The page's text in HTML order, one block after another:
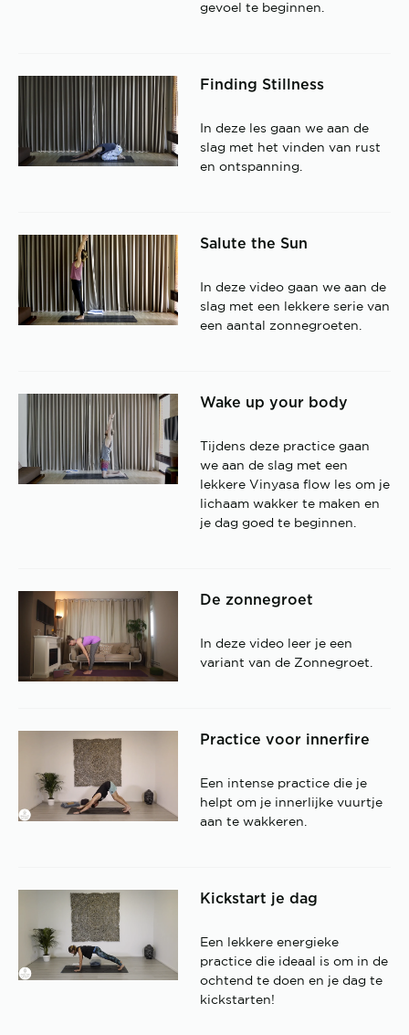
gevoel te beginnen.
Finding Stillness
In deze les gaan we aan de
slag met het vinden van rust
en ontspanning.
Salute the Sun
In deze video gaan we aan de
slag met een lekkere serie van
een aantal zonnegroeten.
Wake up your body
Tijdens deze practice gaan
we aan de slag met een
lekkere Vinyasa flow les om je
lichaam wakker te maken en
je dag goed te beginnen.
De zonnegroet
In deze video leer je een
variant van de Zonnegroet.
Practice voor innerfire
Een intense practice die je
helpt om je innerlijke vuurtje
aan te wakkeren.
Kickstart je dag
Een lekkere energieke
practice die ideaal is om in de
ochtend te doen en je dag te
kickstarten!